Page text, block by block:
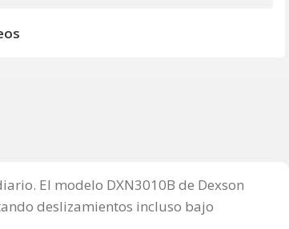
El modelo DXN3010B de Dexson
deslizamientos incluso bajo